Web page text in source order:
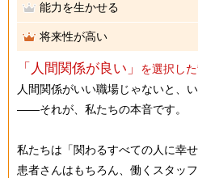
能力を生かせる
将来性が高い
「人間関係が良い」
を選択し
人間関係がいい職場じゃないと、
――それが、私たちの本音です。
私たちは「関わるすべての人に幸
患者さんはもちろん、働くスタッ